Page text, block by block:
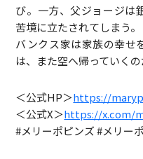
び。一方、父ジョージは
苦境に立たされてしまう
バンクス家は家族の幸せ
は、また空へ帰っていくの
＜公式HP＞https://
＜公式X＞https://x.com/
#メリーポピンズ #メリー